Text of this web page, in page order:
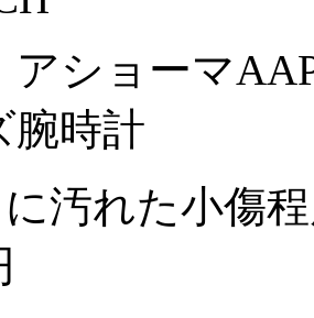
アショーマ
腕時計
汚れた小傷